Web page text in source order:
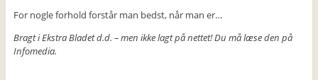
For nogle forhold forstår man bedst, når man er…
Bragt i Ekstra Bladet d.d. – men ikke lagt på nettet! Du må læse den på
Infomedia.